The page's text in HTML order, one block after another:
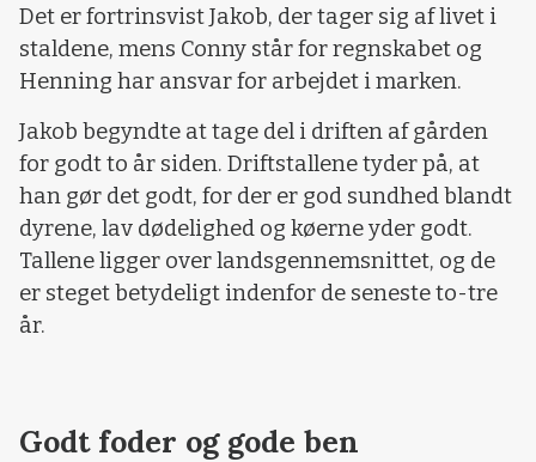
Det er fortrinsvist Jakob, der tager sig af livet i
staldene, mens Conny står for regnskabet og
Henning har ansvar for arbejdet i marken.
Jakob begyndte at tage del i driften af gården
for godt to år siden. Driftstallene tyder på, at
han gør det godt, for der er god sundhed blandt
dyrene, lav dødelighed og køerne yder godt.
Tallene ligger over landsgennemsnittet, og de
er steget betydeligt indenfor de seneste to-tre
år.
Godt foder og gode ben